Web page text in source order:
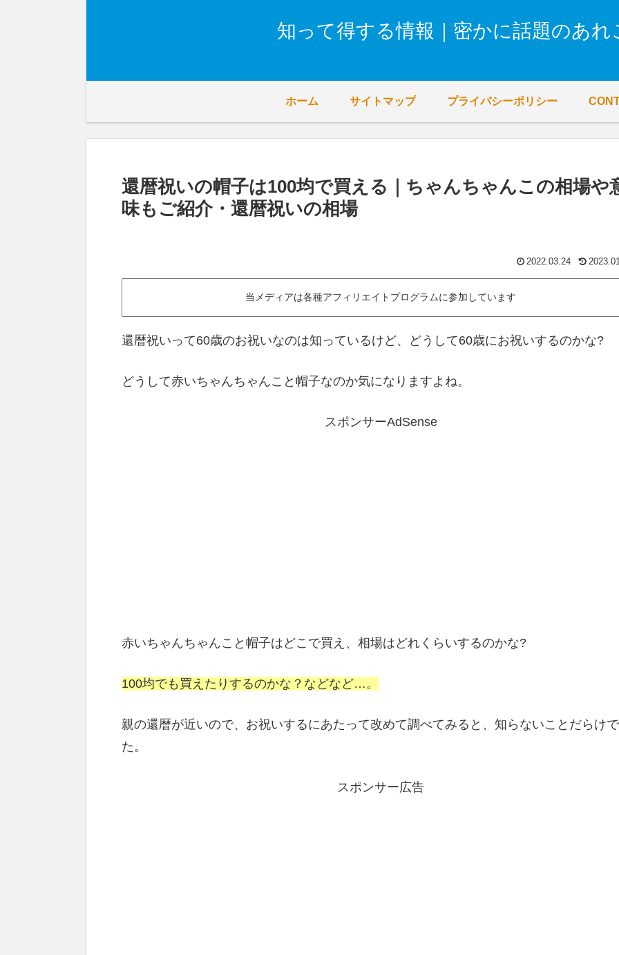
知って得する情報｜密かに話題のあれ
ホーム サイトマップ プライバシーポリシー
還暦祝いの帽子は100均で買える｜ちゃんちゃんこの相場や
味もご紹介・還暦祝いの相場
2022.03.24
当メディアは各種アフィリエイトプログラムに参加しています
還暦祝いって60歳のお祝いなのは知っているけど、どうして60歳にお祝いするのかな?
どうして赤いちゃんちゃんこと帽子なのか気になりますよね。
スポンサーAdSense
赤いちゃんちゃんこと帽子はどこで買え、相場はどれくらいするのかな?
100均でも買えたりするのかな？などなど…。
親の還暦が近いので、お祝いするにあたって改めて調べてみると、知らないことだらけ
た。
スポンサー広告